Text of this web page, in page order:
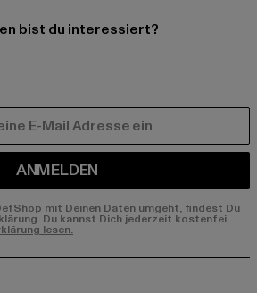
bist du interessiert?
ANMELDEN
mit Deinen Daten umgeht, findest Du
Du kannst Dich jederzeit kostenfei
lesen.